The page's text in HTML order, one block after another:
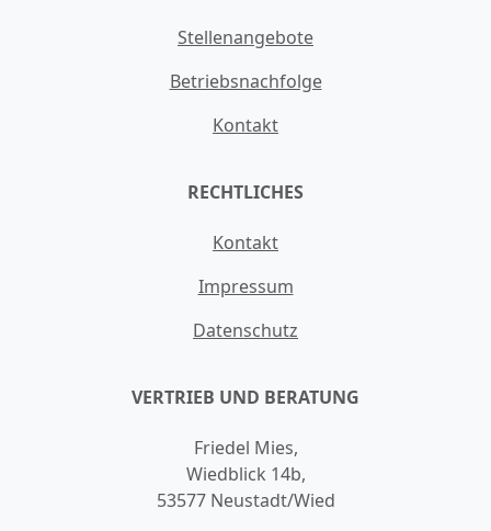
Stellenangebote
Betriebsnachfolge
Kontakt
RECHTLICHES
Kontakt
Impressum
Datenschutz
VERTRIEB UND BERATUNG
Friedel Mies,
Wiedblick 14b,
53577 Neustadt/Wied